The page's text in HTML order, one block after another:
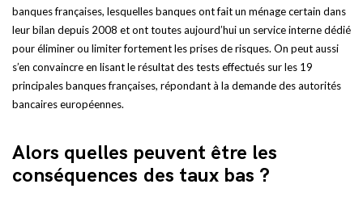
banques françaises, lesquelles banques ont fait un ménage certain dans
leur bilan depuis 2008 et ont toutes aujourd’hui un service interne dédié
pour éliminer ou limiter fortement les prises de risques. On peut aussi
s’en convaincre en lisant le résultat des tests effectués sur les 19
principales banques françaises, répondant à la demande des autorités
bancaires européennes.
Alors quelles peuvent être les
conséquences des taux bas ?